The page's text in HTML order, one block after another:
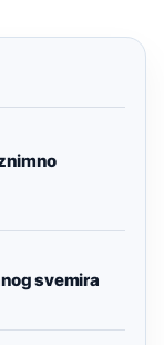
svemira